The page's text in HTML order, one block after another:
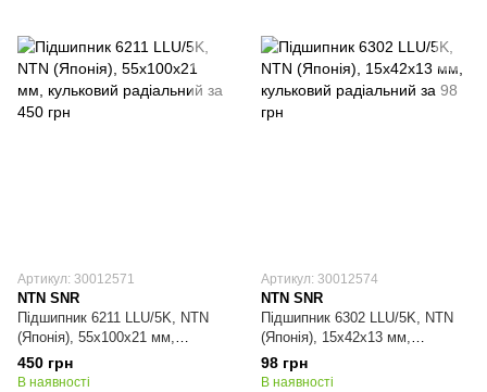
Артикул: 30012571
NTN SNR
Підшипник 6211 LLU/5K, NTN
(Японія), 55х100х21 мм,
кульковий радіальний
450 грн
В наявності
Артикул: 30012574
NTN SNR
Підшипник 6302 LLU/5K, NTN
(Японія), 15х42х13 мм,
кульковий радіальний
98 грн
В наявності